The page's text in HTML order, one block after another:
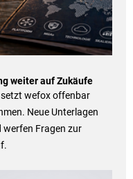
weiter auf Zukäufe
wefox offenbar
Neue Unterlagen
werfen Fragen zur